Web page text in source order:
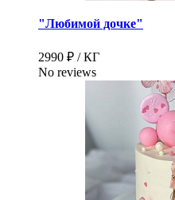
"Любимой дочке"
2990 ₽ / КГ
No reviews